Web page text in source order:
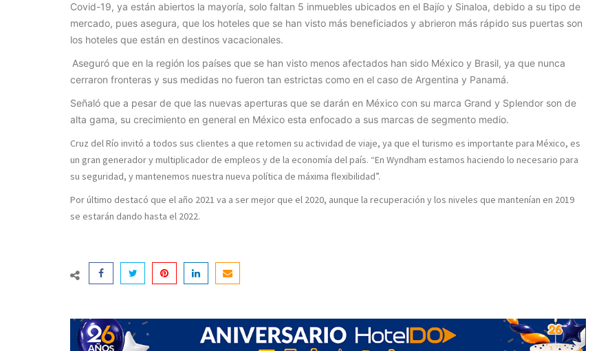
Covid-19, ya están abiertos la mayoría, solo faltan 5 inmuebles ubicados en el Bajío y Sinaloa, debido a su tipo de
mercado, pues asegura, que los hoteles que se han visto más beneficiados y abrieron más rápido sus puertas son
los hoteles que están en destinos vacacionales.
Aseguró que en la región los países que se han visto menos afectados han sido México y Brasil, ya que nunca
cerraron fronteras y sus medidas no fueron tan estrictas como en el caso de Argentina y Panamá.
Señaló que a pesar de que las nuevas aperturas que se darán en México con su marca Grand y Splendor son de
alta gama, su crecimiento en general en México esta enfocado a sus marcas de segmento medio.
Cruz del Río invitó a todos sus clientes a que retomen su actividad de viaje, ya que el turismo es importante para México, es
un gran generador y multiplicador de empleos y de la economía del país. “En Wyndham estamos haciendo lo necesario para
su seguridad, y mantenemos nuestra nueva política de máxima flexibilidad”.
Por último destacó que el año 2021 va a ser mejor que el 2020, aunque la recuperación y los niveles que mantenían en 2019
se estarán dando hasta el 2022.